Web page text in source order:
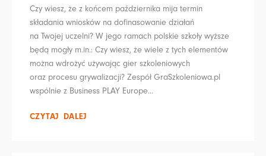
Czy wiesz, że z końcem października mija termin
składania wniosków na dofinasowanie działań
na Twojej uczelni? W jego ramach polskie szkoły wyższe
będą mogły m.in.: Czy wiesz, że wiele z tych elementów
można wdrożyć używając gier szkoleniowych
oraz procesu grywalizacji? Zespół GraSzkoleniowa.pl
wspólnie z Business PLAY Europe...
CZYTAJ DALEJ